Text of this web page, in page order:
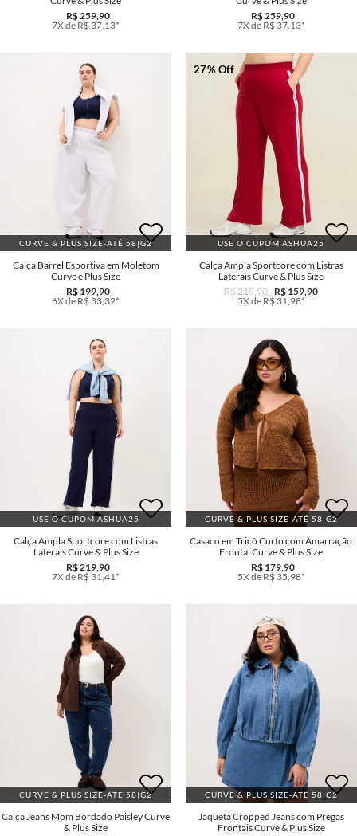
R$ 259,90
7X de R$ 37,13*
R$ 259,90
7X de R$ 37,13*
CURVE & PLUS SIZE-ATÉ 58|G2
Calça Barrel Esportiva em Moletom
Curve e Plus Size
R$ 199,90
6X de R$ 33,32*
USE O CUPOM ASHUA25
27% Off
Calça Ampla Sportcore com Listras
Laterais Curve & Plus Size
R$ 219,90 R$ 159,90
5X de R$ 31,98*
USE O CUPOM ASHUA25
Calça Ampla Sportcore com Listras
Laterais Curve & Plus Size
R$ 219,90
7X de R$ 31,41*
CURVE & PLUS SIZE-ATÉ 58|G2
Casaco em Tricô Curto com Amarração
Frontal Curve & Plus Size
R$ 179,90
5X de R$ 35,98*
CURVE & PLUS SIZE-ATÉ 58|G2
Calça Jeans Mom Bordado Paisley Curve
& Plus Size
CURVE & PLUS SIZE-ATÉ 58|G2
Jaqueta Cropped Jeans com Pregas
Frontais Curve & Plus Size